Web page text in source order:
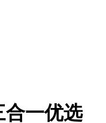
合一优选